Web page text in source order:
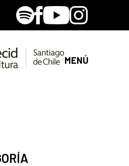
SpotifyFacebook
YoutubeInstagram
MENÚ